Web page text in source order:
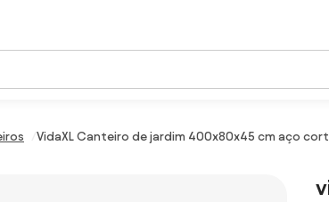
VidaXL Canteiro de jardim 400x80x45 cm aço